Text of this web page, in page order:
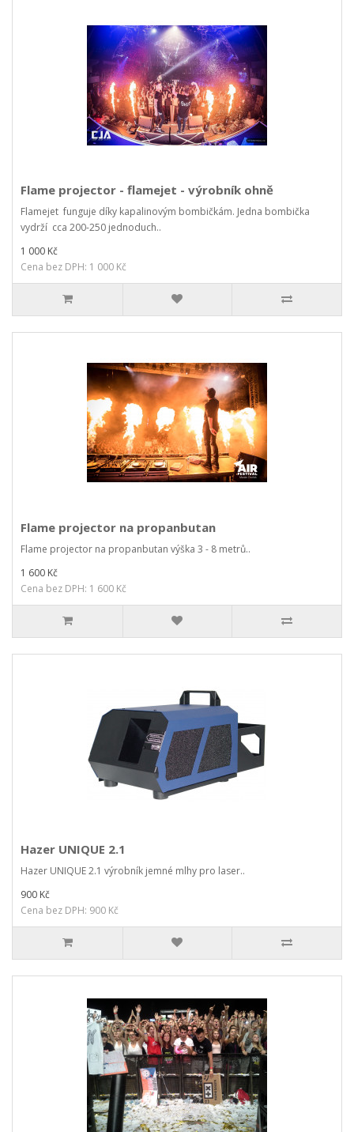
Flame projector - flamejet - výrobník ohně
Flamejet funguje díky kapalinovým bombičkám. Jedna bombička
vydrží cca 200-250 jednoduch..
1 000 Kč
Cena bez DPH: 1 000 Kč
Flame projector na propanbutan
Flame projector na propanbutan výška 3 - 8 metrů..
1 600 Kč
Cena bez DPH: 1 600 Kč
Hazer UNIQUE 2.1
Hazer UNIQUE 2.1 výrobník jemné mlhy pro laser..
900 Kč
Cena bez DPH: 900 Kč